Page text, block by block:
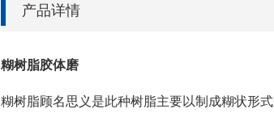
产品详情
糊树脂胶体磨
糊树脂顾名思义是此种树脂主要以制成糊状形